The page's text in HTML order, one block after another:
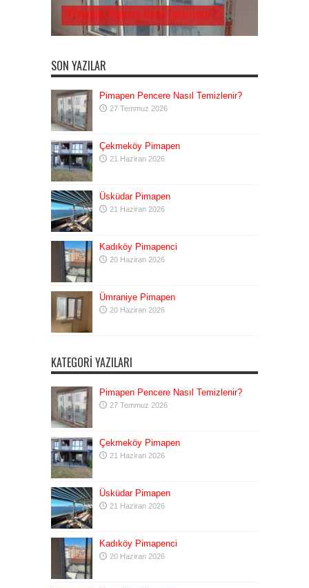
Pimapen Pencere Nasıl Temizlenir?
SON YAZILAR
Pimapen Pencere Nasıl Temizlenir?
27 Temmuz 2026
Çekmeköy Pimapen
21 Haziran 2026
Üsküdar Pimapen
21 Haziran 2026
Kadıköy Pimapenci
20 Haziran 2026
Ümraniye Pimapen
20 Haziran 2026
KATEGORI YAZILARI
Pimapen Pencere Nasıl Temizlenir?
27 Temmuz 2026
Çekmeköy Pimapen
21 Haziran 2026
Üsküdar Pimapen
21 Haziran 2026
Kadıköy Pimapenci
20 Haziran 2026